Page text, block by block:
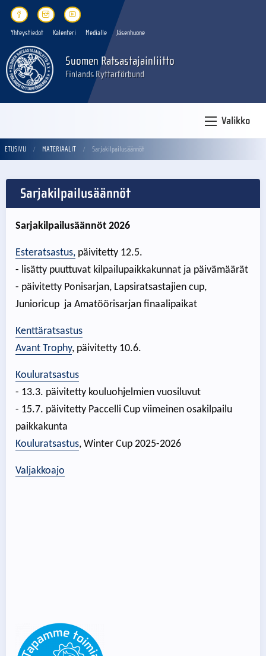
Yhteystiedot Kalenteri Medialle Jäsenhuone
Suomen Ratsastajainliitto
Finlands Ryttarförbund
Valikko
ETUSIVU MATERIAALIT Sarjakilpailusäännöt
Sarjakilpailusäännöt
Sarjakilpailusäännöt 2026
Esteratsastus, päivitetty 12.5.
- lisätty puuttuvat kilpailupaikkakunnat ja päivämäärät
- päivitetty Ponisarjan, Lapsiratsastajien cup,
Junioricup ja Amatöörisarjan finaalipaikat
Kenttäratsastus
Avant Trophy, päivitetty 10.6.
Kouluratsastus
- 13.3. päivitetty kouluohjelmien vuosiluvut
- 15.7. päivitetty Paccelli Cup viimeinen osakilpailu
paikkakunta
Kouluratsastus, Winter Cup 2025-2026
Valjakkoajo